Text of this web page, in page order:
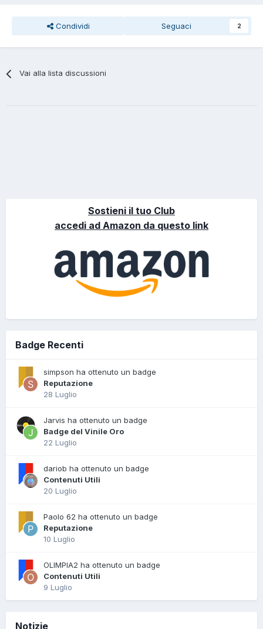
Condividi Seguaci 2
Vai alla lista discussioni
Sostieni il tuo Club
accedi ad Amazon da questo link
Badge Recenti
simpson ha ottenuto un badge
Reputazione
28 Luglio
Jarvis ha ottenuto un badge
Badge del Vinile Oro
22 Luglio
dariob ha ottenuto un badge
Contenuti Utili
20 Luglio
Paolo 62 ha ottenuto un badge
Reputazione
10 Luglio
OLIMPIA2 ha ottenuto un badge
Contenuti Utili
9 Luglio
Notizie